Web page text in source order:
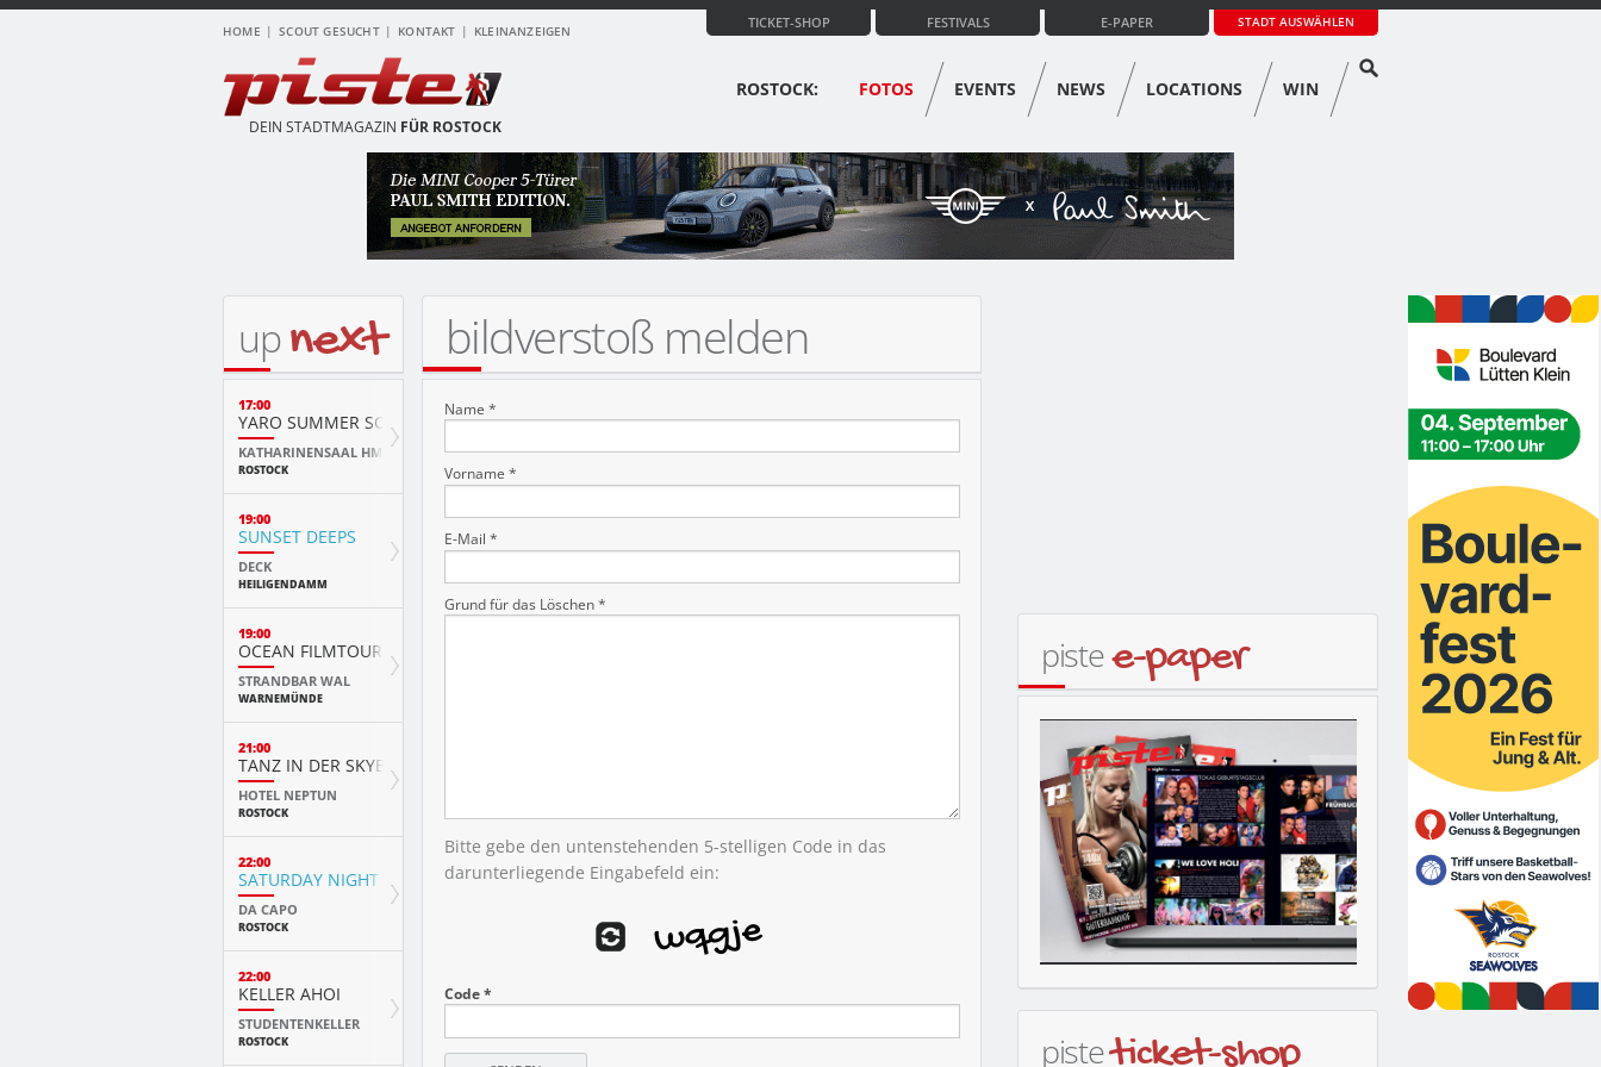
HOME SCOUT GESUCHT KONTAKT KLEINANZEIGEN
STADT AUSWÄHLEN
E-PAPER
FESTIVALS
TICKET-SHOP
DEIN STADTMAGAZIN FÜR ROSTOCK
ROSTOCK: FOTOS EVENTS NEWS LOCATIONS WIN
bildverstoß melden
Name *
Vorname *
E-Mail *
Grund für das Löschen *
Bitte gebe den untenstehenden 5-stelligen Code in das
darunterliegende Eingabefeld ein:
Code *
upnext
17:00
YARO SUMMER SCHOOL ABSCHLUSSKONZERT
KATHARINENSAAL HMT
ROSTOCK
19:00
SUNSET DEEPS
DECK
HEILIGENDAMM
19:00
OCEAN FILMTOUR
STRANDBAR WAL
WARNEMÜNDE
21:00
TANZ IN DER SKYBAR
HOTEL NEPTUN
ROSTOCK
22:00
SATURDAY NIGHT
DA CAPO
ROSTOCK
22:00
KELLER AHOI
STUDENTENKELLER
ROSTOCK
pistee-paper
pisteticket-shop